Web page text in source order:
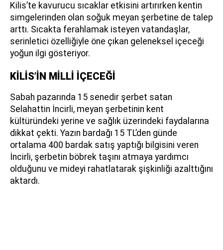
Kilis’te kavurucu sıcaklar etkisini artırırken kentin
simgelerinden olan soğuk meyan şerbetine de talep
arttı. Sıcakta ferahlamak isteyen vatandaşlar,
serinletici özelliğiyle öne çıkan geleneksel içeceği
yoğun ilgi gösteriyor.
KİLİS’İN MİLLİ İÇECEĞİ
Sabah pazarında 15 senedir şerbet satan
Selahattin İncirli, meyan şerbetinin kent
kültüründeki yerine ve sağlık üzerindeki faydalarına
dikkat çekti. Yazın bardağı 15 TL’den günde
ortalama 400 bardak satış yaptığı bilgisini veren
İncirli, şerbetin böbrek taşını atmaya yardımcı
olduğunu ve mideyi rahatlatarak şişkinliği azalttığını
aktardı.